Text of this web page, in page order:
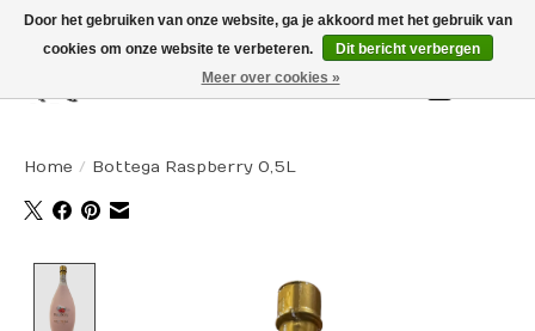
Home / Bottega Raspberry 0,5L
Door het gebruiken van onze website, ga je akkoord met het gebruik van
cookies om onze website te verbeteren.
Dit bericht verbergen
Meer over cookies »